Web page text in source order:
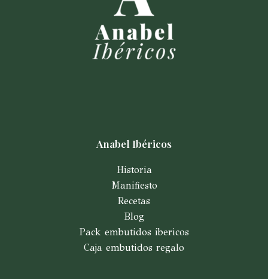
Anabel Ibéricos
Historia
Manifiesto
Recetas
Blog
Pack embutidos ibericos
Caja embutidos regalo